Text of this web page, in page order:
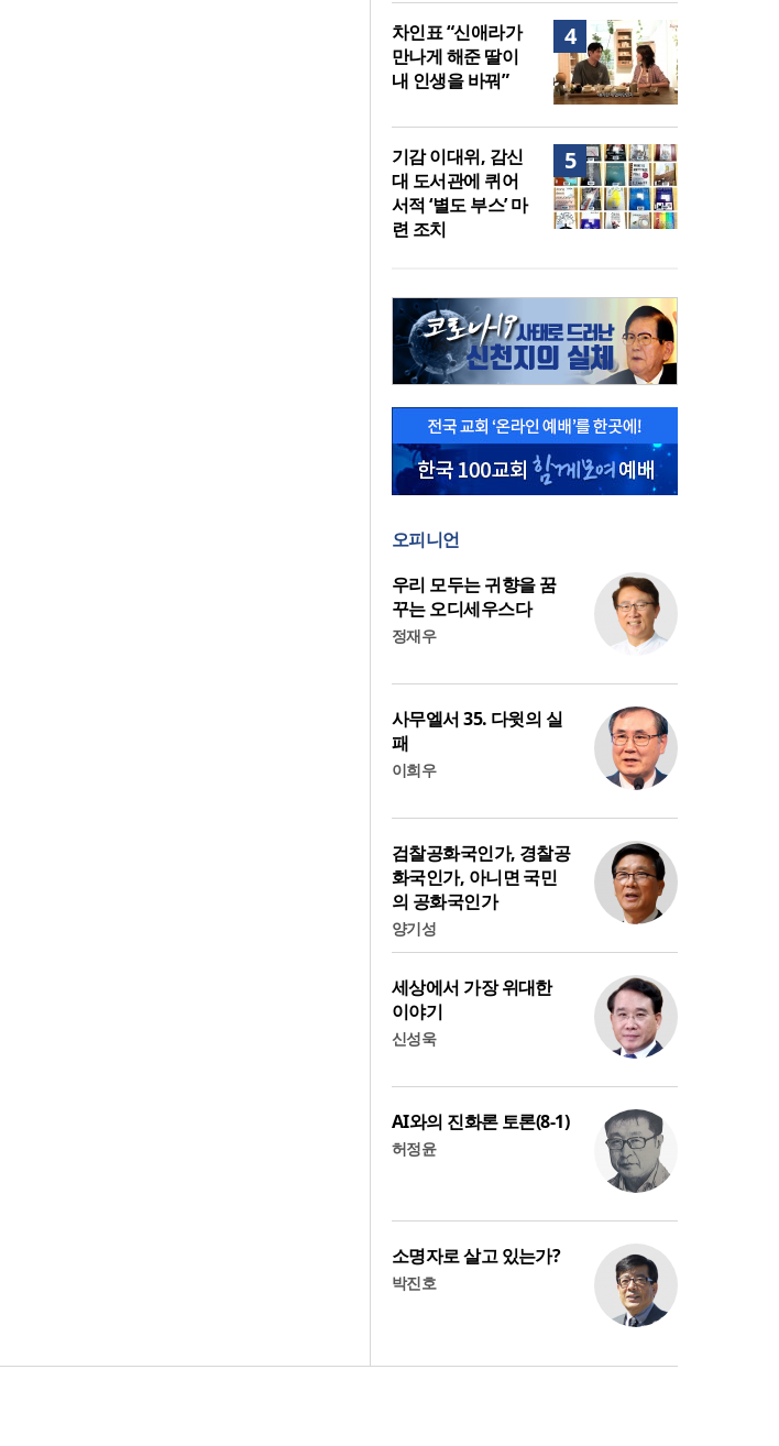
4
차인표 “신애라가
만나게 해준 딸이
내 인생을 바꿔”
5
기감 이대위, 감신
대 도서관에 퀴어
서적 ‘별도 부스’ 마
련 조치
오피니언
우리 모두는 귀향을 꿈
꾸는 오디세우스다
정재우
사무엘서 35. 다윗의 실
패
이희우
검찰공화국인가, 경찰공
화국인가, 아니면 국민
의 공화국인가
양기성
세상에서 가장 위대한
이야기
신성욱
AI와의 진화론 토론(8-1)
허정윤
소명자로 살고 있는가?
박진호